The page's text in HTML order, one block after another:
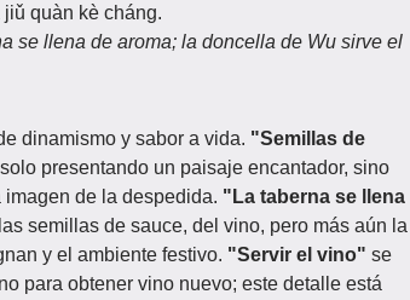
quàn kè cháng.
se llena de aroma; la doncella de Wu sirve el
dinamismo y sabor a vida. "Semillas de
presentando un paisaje encantador, sino
de la despedida. "La taberna se llena
semillas de sauce, del vino, pero más aún la
y el ambiente festivo. "Servir el vino" se
para obtener vino nuevo; este detalle está